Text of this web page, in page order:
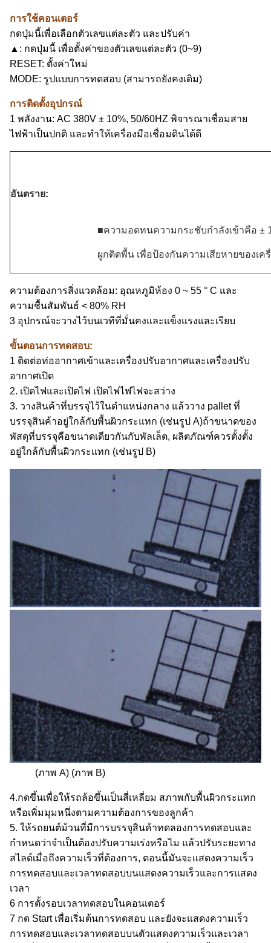
การใช้คอนเตอร์
กดปุ่มนี้เพื่อเลือกตัวเลขแต่ละตัว และปรับค่า
▲: กดปุ่มนี้ เพื่อตั้งค่าของตัวเลขแต่ละตัว (0~9)
RESET: ตั้งค่าใหม่
MODE: รูปแบบการทดสอบ (สามารถยังคงเดิม)
การติดตั้งอุปกรณ์
1 พลังงาน: AC 380V ± 10%, 50/60HZ พิจารณาเชื่อมสาย
ไฟฟ้าเป็นปกติ และทําให้เครื่องมือเชื่อมดินได้ดี
อันตราย:
■ความอดทนความกระชับกําลังเข้าคือ ±
ผูกติดพื้น เพื่อป้องกันความเสียหายของเค
ความต้องการสิ่งแวดล้อม: อุณหภูมิห้อง 0 ~ 55 ° C และ
ความชื้นสัมพันธ์ < 80% RH
3 อุปกรณ์จะวางไว้บนเวทีที่มั่นคงและแข็งแรงและเรียบ
ขั้นตอนการทดสอบ:
1 ติดต่อท่ออากาศเข้าและเครื่องปรับอากาศและเครื่องปรับ
อากาศเปิด
2. เปิดไฟและเปิดไฟ เปิดไฟไฟไฟจะสว่าง
3. วางสินค้าที่บรรจุไว้ในตําแหน่งกลาง แล้ววาง pallet ที่
บรรจุสินค้าอยู่ใกล้กับพื้นผิวกระแทก (เช่นรูป A)ถ้าขนาดของ
พัสดุที่บรรจุคือขนาดเดียวกันกับพัลเล็ต, ผลิตภัณฑ์ควรตั้งตั้ง
อยู่ใกล้กับพื้นผิวกระแทก (เช่นรูป B)
(ภาพ A) (ภาพ B)
4.กดขึ้นเพื่อให้รถล้อขึ้นเป็นสี่เหลี่ยม สภาพกับพื้นผิวกระแทก
หรือเพิ่มมุมหนึ่งตามความต้องการของลูกค้า
5. ให้รถยนต์ม้วนที่มีการบรรจุสินค้าทดลองการทดสอบและ
กําหนดว่าจําเป็นต้องปรับความเร่งหรือไม แล้วปรับระยะทาง
สไลด์เมื่อถึงความเร็วที่ต้องการ, ตอนนี้มันจะแสดงความเร็ว
การทดสอบและเวลาทดสอบบนแสดงความเร็วและการแสดง
เวลา
6 การตั้งรอบเวลาทดสอบในคอนเตอร์
7 กด Start เพื่อเริ่มต้นการทดสอบ และยังจะแสดงความเร็ว
การทดสอบและเวลาทดสอบบนตัวแสดงความเร็วและเวลา